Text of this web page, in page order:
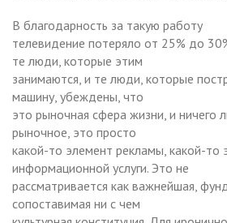
В благодарность за такую работу
телевидение потеряло от 25% до
те люди, которые этим
занимаются, и те люди, которые
машину, убеждены, что
это рыночная сфера жизни, и ничего
рыночное, это просто
какой-то элемент рекламы, какой-то
информационной услуги. Это не
рассматривается как важнейшая,
сопоставимая ни с чем